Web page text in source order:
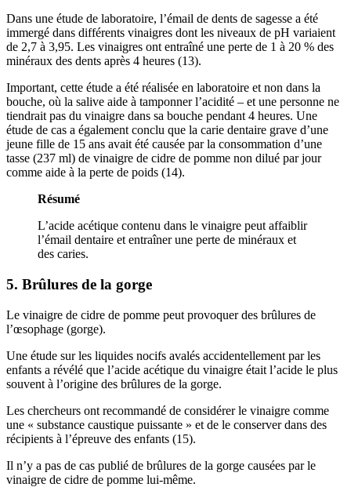
Dans une étude de laboratoire, l’émail de dents de sagesse a été
immergé dans différents vinaigres dont les niveaux de pH variaient
de 2,7 à 3,95. Les vinaigres ont entraîné une perte de 1 à 20 % des
minéraux des dents après 4 heures (13).
Important, cette étude a été réalisée en laboratoire et non dans la
bouche, où la salive aide à tamponner l’acidité – et une personne ne
tiendrait pas du vinaigre dans sa bouche pendant 4 heures. Une
étude de cas a également conclu que la carie dentaire grave d’une
jeune fille de 15 ans avait été causée par la consommation d’une
tasse (237 ml) de vinaigre de cidre de pomme non dilué par jour
comme aide à la perte de poids (14).
Résumé
L’acide acétique contenu dans le vinaigre peut affaiblir
l’émail dentaire et entraîner une perte de minéraux et
des caries.
5. Brûlures de la gorge
Le vinaigre de cidre de pomme peut provoquer des brûlures de
l’œsophage (gorge).
Une étude sur les liquides nocifs avalés accidentellement par les
enfants a révélé que l’acide acétique du vinaigre était l’acide le plus
souvent à l’origine des brûlures de la gorge.
Les chercheurs ont recommandé de considérer le vinaigre comme
une « substance caustique puissante » et de le conserver dans des
récipients à l’épreuve des enfants (15).
Il n’y a pas de cas publié de brûlures de la gorge causées par le
vinaigre de cidre de pomme lui-même.